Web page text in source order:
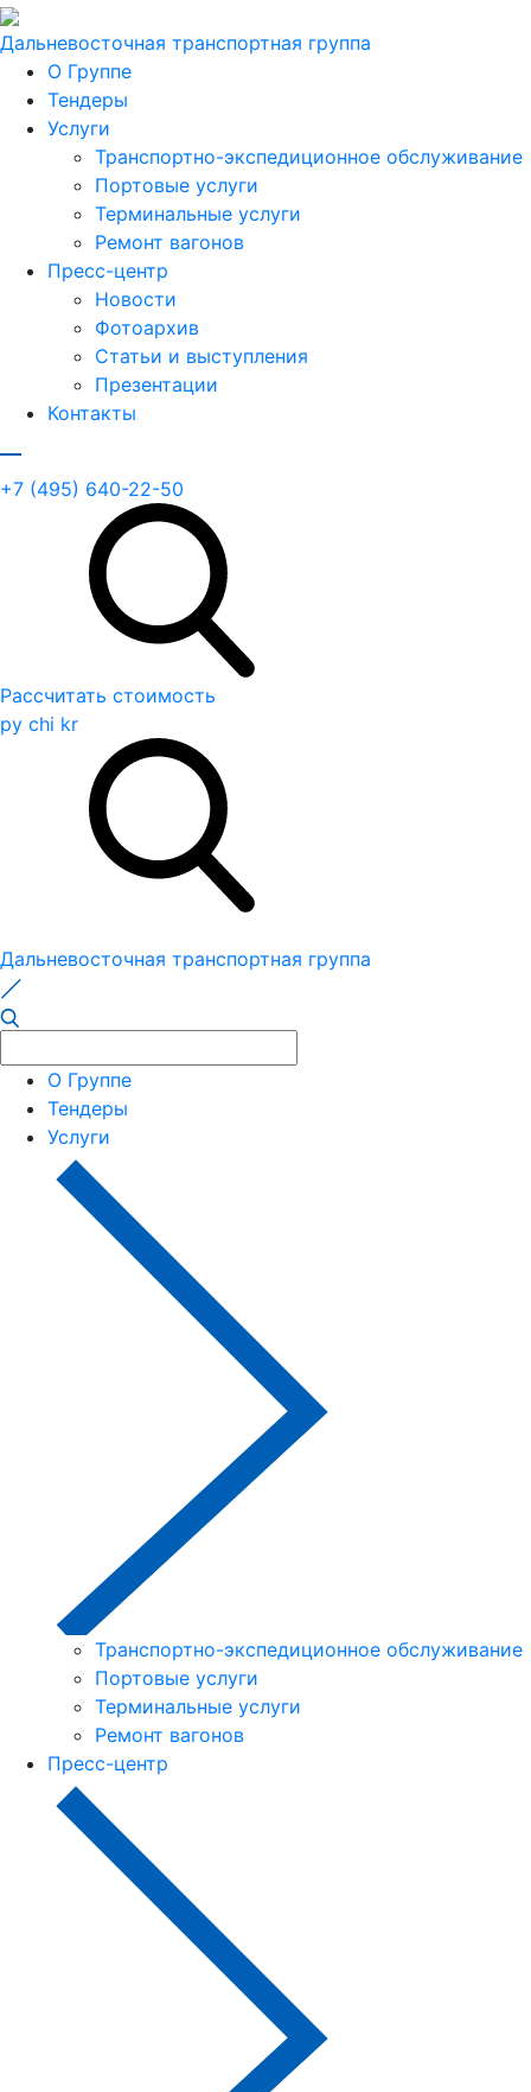
Дальневосточная транспортная группа
О Группе
Тендеры
Услуги
Транспортно-экспедиционное обслуживание
Портовые услуги
Терминальные услуги
Ремонт вагонов
Пресс-центр
Новости
Фотоархив
Статьи и выступления
Презентации
Контакты
+7 (495) 640-22-50
Рассчитать стоимость
ру chi kr
Дальневосточная транспортная группа
О Группе
Тендеры
Услуги
Транспортно-экспедиционное обслуживание
Портовые услуги
Терминальные услуги
Ремонт вагонов
Пресс-центр